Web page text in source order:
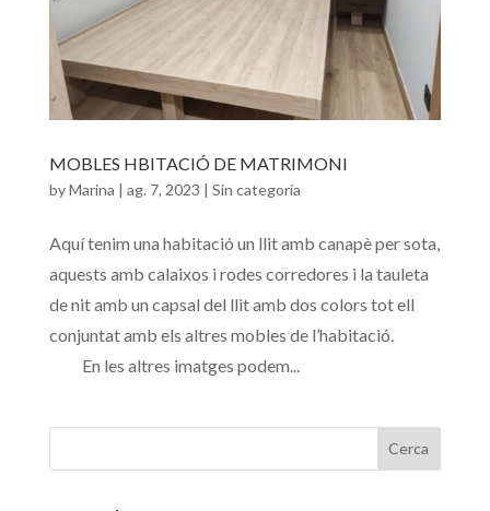
MOBLES HBITACIÓ DE MATRIMONI
byMarina | ag. 7, 2023 | Sin categoría
Aquí tenim una habitació un llit amb canapè per sota,
aquests amb calaixos i rodes corredores i la tauleta
de nit amb un capsal del llit amb dos colors tot ell
conjuntat amb els altres mobles de l’habitació.
En les altres imatges podem...